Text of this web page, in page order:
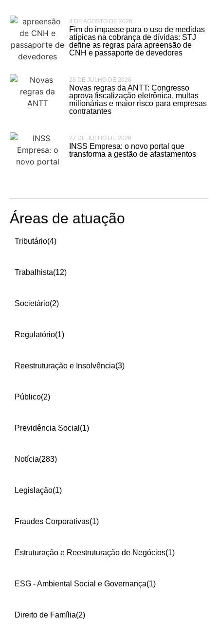
4 DE AGOSTO DE 2026
Fim do impasse para o uso de medidas
atípicas na cobrança de dívidas: STJ
define as regras para apreensão de
CNH e passaporte de devedores
28 DE JULHO DE 2026
Novas regras da ANTT: Congresso
aprova fiscalização eletrônica, multas
milionárias e maior risco para empresas
contratantes
27 DE JULHO DE 2026
INSS Empresa: o novo portal que
transforma a gestão de afastamentos
Áreas de atuação
Tributário(4)
Trabalhista(12)
Societário(2)
Regulatório(1)
Reestruturação e Insolvência(3)
Público(2)
Previdência Social (1)
Notícia(283)
Legislação(1)
Fraudes Corporativas(1)
Estruturação e Reestruturação de Negócios(1)
ESG - Ambiental Social e Governança(1)
Direito de Família(2)